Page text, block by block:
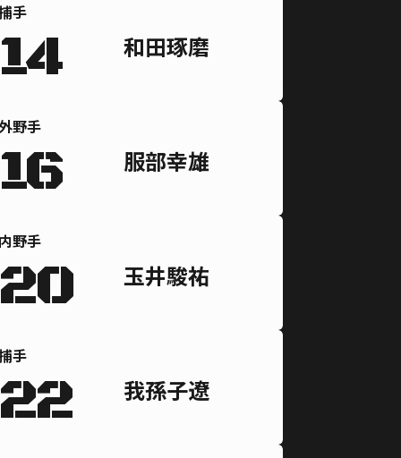
手
和田琢磨
野手
服部幸雄
野手
玉井駿祐
手
我孫子遼